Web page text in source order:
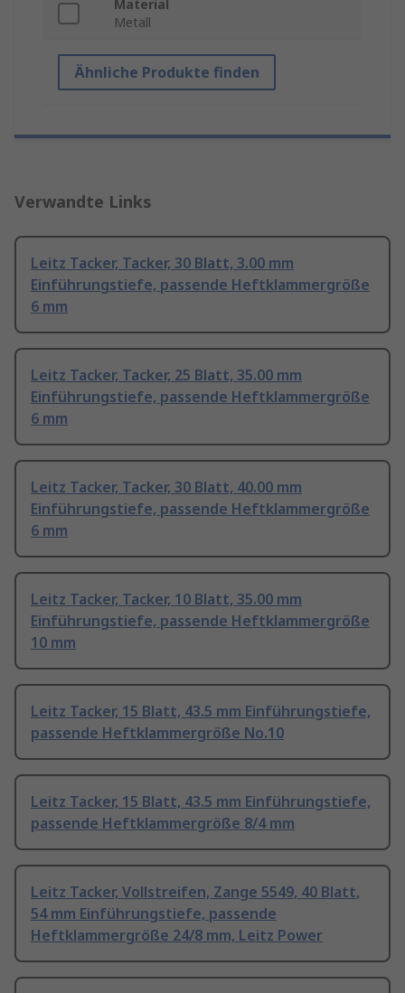
Material
Metall
Ähnliche Produkte finden
Verwandte Links
Leitz Tacker, Tacker, 30 Blatt, 3.00 mm
Einführungstiefe, passende Heftklammergröße
6 mm
Leitz Tacker, Tacker, 25 Blatt, 35.00 mm
Einführungstiefe, passende Heftklammergröße
6 mm
Leitz Tacker, Tacker, 30 Blatt, 40.00 mm
Einführungstiefe, passende Heftklammergröße
6 mm
Leitz Tacker, Tacker, 10 Blatt, 35.00 mm
Einführungstiefe, passende Heftklammergröße
10 mm
Leitz Tacker, 15 Blatt, 43.5 mm Einführungstiefe,
passende Heftklammergröße No.10
Leitz Tacker, 15 Blatt, 43.5 mm Einführungstiefe,
passende Heftklammergröße 8/4 mm
Leitz Tacker, Vollstreifen, Zange 5549, 40 Blatt,
54 mm Einführungstiefe, passende
Heftklammergröße 24/8 mm, Leitz Power